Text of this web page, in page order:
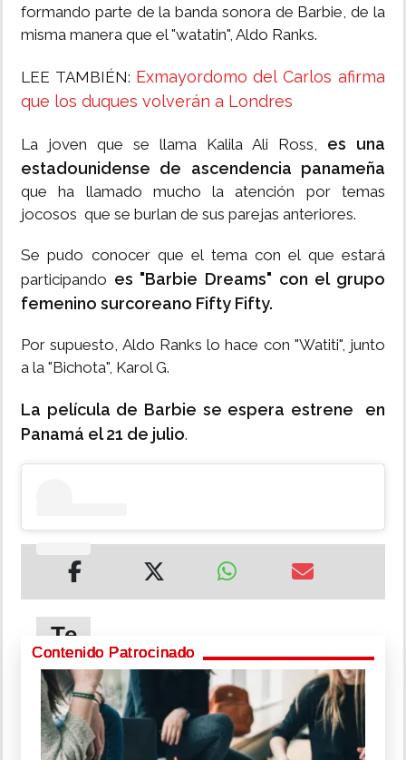
formando parte de la banda sonora de Barbie, de la
misma manera que el "watatin", Aldo Ranks.
LEE TAMBIÉN: Exmayordomo del Carlos afirma
que los duques volverán a Londres
La joven que se llama Kalila Ali Ross, es una
estadounidense de ascendencia panameña
que ha llamado mucho la atención por temas
jocosos que se burlan de sus parejas anteriores.
Se pudo conocer que el tema con el que estará
participando es "Barbie Dreams" con el grupo
femenino surcoreano Fifty Fifty.
Por supuesto, Aldo Ranks lo hace con "Watiti", junto
a la "Bichota", Karol G.
La película de Barbie se espera estrene en
Panamá el 21 de julio.
Te
puede
interesar
Adelantan
Contenido Patrocinado